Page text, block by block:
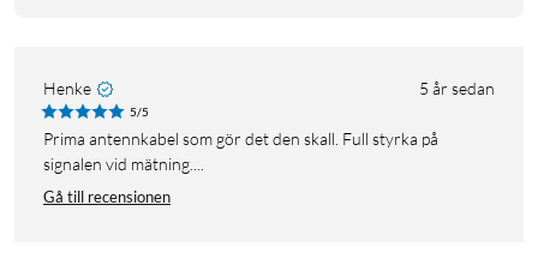
Henke 5 år sedan
5/5
Prima antennkabel som gör det den skall. Full styrka på
signalen vid mätning....
Gå till recensionen